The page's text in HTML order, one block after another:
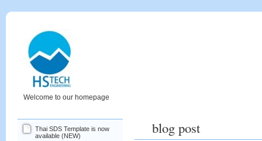
Welcome to our homepage
blog post
Thai SDS Template is now
available (NEW)